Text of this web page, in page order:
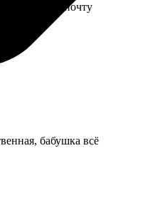
на почту
бабушка всё